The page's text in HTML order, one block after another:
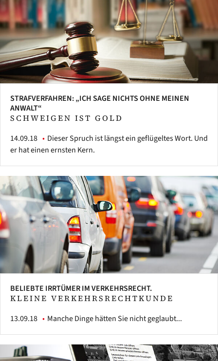
STRAFVERFAHREN: „ICH SAGE NICHTS OHNE MEINEN
ANWALT“
SCHWEIGEN IST GOLD
14.09.18
Dieser Spruch ist längst ein geflügeltes Wort. Und
er hat einen ernsten Kern.
BELIEBTE IRRTÜMER IM VERKEHRSRECHT.
KLEINE VERKEHRSRECHTKUNDE
13.09.18
Manche Dinge hätten Sie nicht geglaubt...